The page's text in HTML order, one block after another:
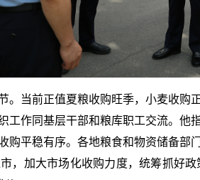
。当前正值夏粮收购旺季，小麦收
工作同基层干部和粮库职工交流。
购平稳有序。各地粮食和物资储备
，加大市场化收购力度，统筹抓好